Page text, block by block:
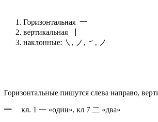
Горизонтальная 一
вертикальная 丨
наклонные: ㇏, ノ, ㇀, ノ
Горизонтальные пишутся слева направо,
一 кл. 1 一 «один», кл 7 二 «два»